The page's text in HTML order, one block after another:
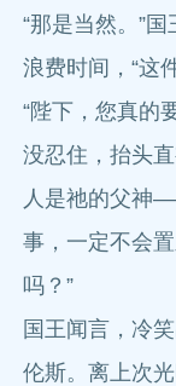
“那是当然。”
浪费时间，“这
“陛下，您真的
没忍住，抬头
人是祂的父神
事，一定不会
吗？”
国王闻言，冷
伦斯。离上次